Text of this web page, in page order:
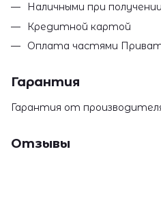
Наличными при получении
Кредитной картой
Оплата частями
Гарантия
Гарантия от
Отзывы